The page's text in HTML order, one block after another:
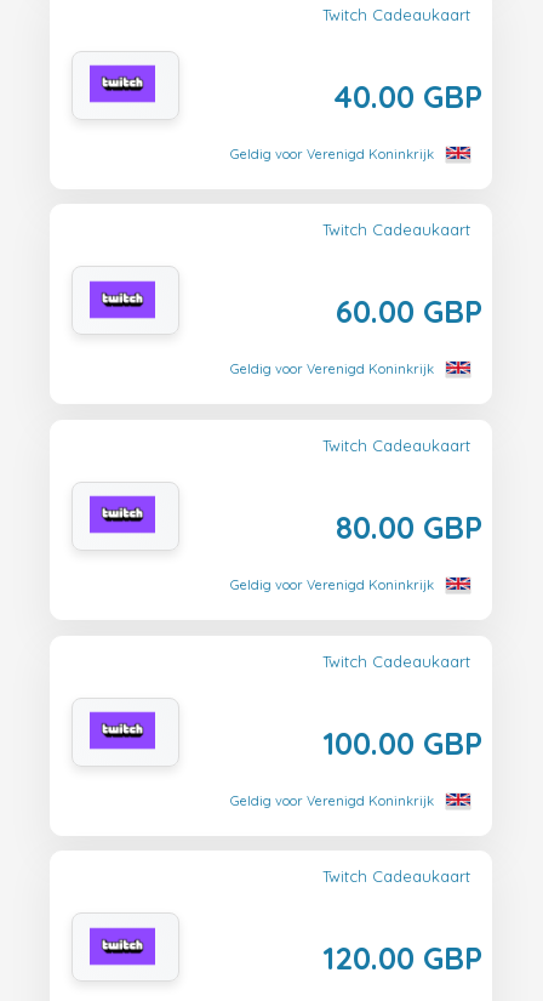
Twitch Cadeaukaart
40.00 GBP
Geldig voor Verenigd Koninkrijk
Twitch Cadeaukaart
60.00 GBP
Geldig voor Verenigd Koninkrijk
Twitch Cadeaukaart
80.00 GBP
Geldig voor Verenigd Koninkrijk
Twitch Cadeaukaart
100.00 GBP
Geldig voor Verenigd Koninkrijk
Twitch Cadeaukaart
120.00 GBP